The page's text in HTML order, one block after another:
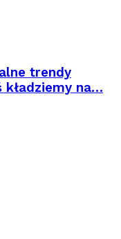
trendy
kładziemy na…